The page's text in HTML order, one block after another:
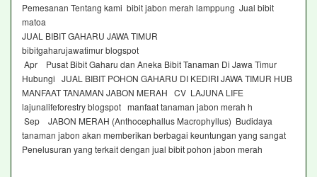
Pemesanan Tentang kami bibit jabon merah lamppung Jual bibit
matoa
JUAL BIBIT GAHARU JAWA TIMUR
bibitgaharujawatimur blogspot
Apr Pusat Bibit Gaharu dan Aneka Bibit Tanaman Di Jawa Timur
Hubungi JUAL BIBIT POHON GAHARU DI KEDIRI JAWA TIMUR HUB
MANFAAT TANAMAN JABON MERAH CV LAJUNA LIFE
lajunalifeforestry blogspot manfaat tanaman jabon merah h
Sep JABON MERAH (Anthocephallus Macrophyllus) Budidaya
tanaman jabon akan memberikan berbagai keuntungan yang sangat
Penelusuran yang terkait dengan jual bibit pohon jabon merah